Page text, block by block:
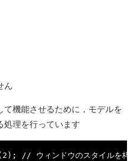
て機能させるために，モデルを
処理を行っています
// ウィンドウのスタイルを枠